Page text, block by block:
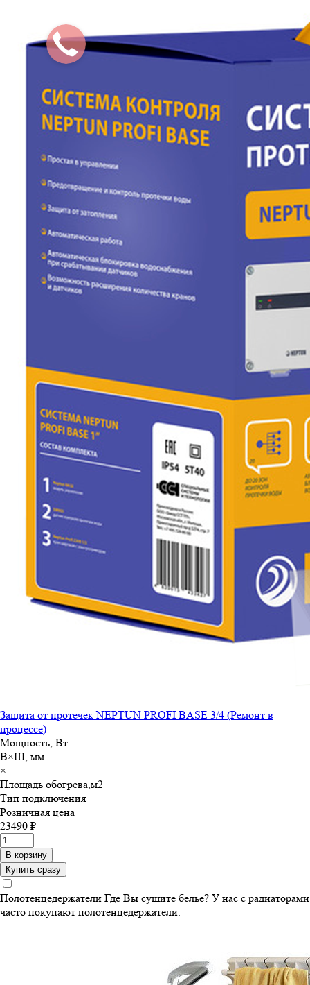
Защита от протечек NEPTUN PROFI BASE 3/4 (Ремонт в
процессе)
Мощность, Вт
В×Ш, мм
×
Площадь обогрева,м2
Тип подключения
Розничная цена
23490 ₽
В корзину
Купить сразу
Полотенцедержатели Где Вы сушите белье? У нас с радиаторами
часто покупают полотенцедержатели.